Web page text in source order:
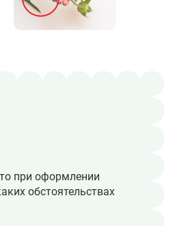
при оформлении
обстоятельствах